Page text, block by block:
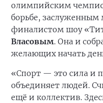
олимпийским
борьбе, заслуженным
финалистом шоу
Власовым. Она и
желающих начать
«Спорт — это сила и
объединяет людей.
ещё и коллектив.